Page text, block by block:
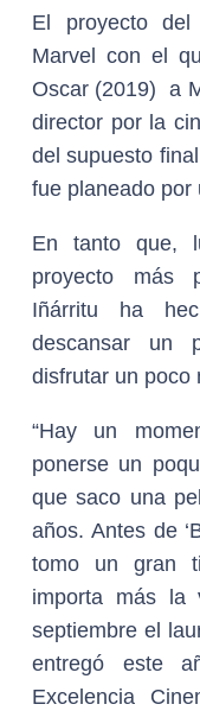
El proyecto del
Marvel con el
Oscar (2019) a
director por la
del supuesto
fue planeado por
En tanto que,
proyecto más
Iñárritu ha
descansar un
disfrutar un poco
“Hay un
ponerse un
que saco una
años. Antes de
tomo un gran
importa más la
septiembre el
entregó este
Excelencia